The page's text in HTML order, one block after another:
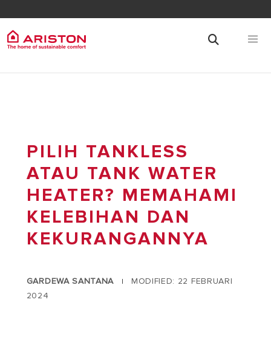
PILIH TANKLESS
ATAU TANK WATER
HEATER? MEMAHAMI
KELEBIHAN DAN
KEKURANGANNYA
GARDEWA SANTANA |
MODIFIED: 22 FEBRUARI
2024